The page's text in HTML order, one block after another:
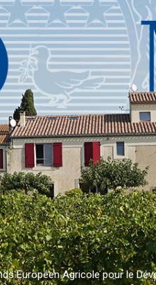
Européen Agricole pour le